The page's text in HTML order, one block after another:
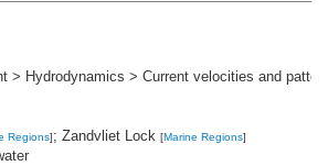
> Hydrodynamics > Current velocities and
Regions]; Zandvliet Lock [Marine Regions]